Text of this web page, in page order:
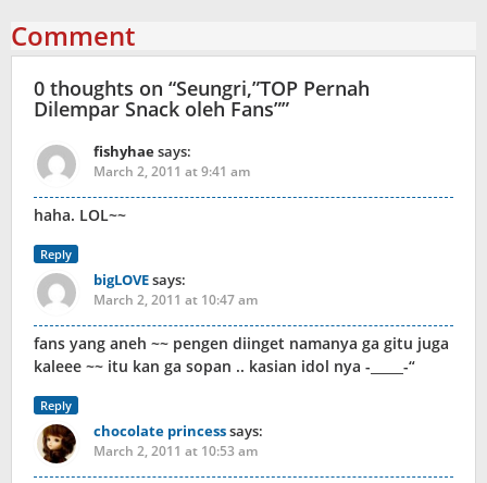
Comment
0 thoughts on “Seungri,”TOP Pernah
Dilempar Snack oleh Fans””
fishyhaesays:
March 2, 2011 at 9:41 am
haha. LOL~~
Reply
bigLOVEsays:
March 2, 2011 at 10:47 am
fans yang aneh ~~ pengen diinget namanya ga gitu juga
kaleee ~~ itu kan ga sopan .. kasian idol nya -_____-“
Reply
chocolate princesssays:
March 2, 2011 at 10:53 am